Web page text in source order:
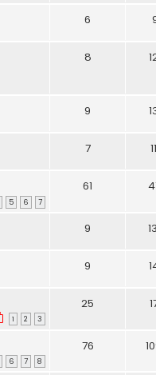
6
8
9
7
5 6 7
61
9
9
1 2 3
25
6 7 8
76